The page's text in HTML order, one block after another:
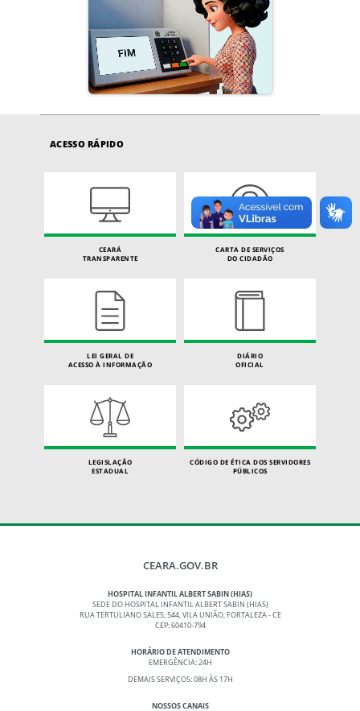
ACESSO RÁPIDO
CEARÁ
TRANSPARENTE
CARTA DE SERVIÇOS
DO CIDADÃO
LEI GERAL DE
ACESSO À INFORMAÇÃO
DIÁRIO
OFICIAL
LEGISLAÇÃO
ESTADUAL
CÓDIGO DE ÉTICA DOS SERVIDORES
PÚBLICOS
CEARA.GOV.BR
HOSPITAL INFANTIL ALBERT SABIN (HIAS)
SEDE DO HOSPITAL INFANTIL ALBERT SABIN (HIAS)
RUA TERTULIANO SALES, 544, VILA UNIÃO, FORTALEZA - CE
CEP: 60410-794
HORÁRIO DE ATENDIMENTO
EMERGÊNCIA: 24H
DEMAIS SERVIÇOS: 08H ÀS 17H
NOSSOS CANAIS